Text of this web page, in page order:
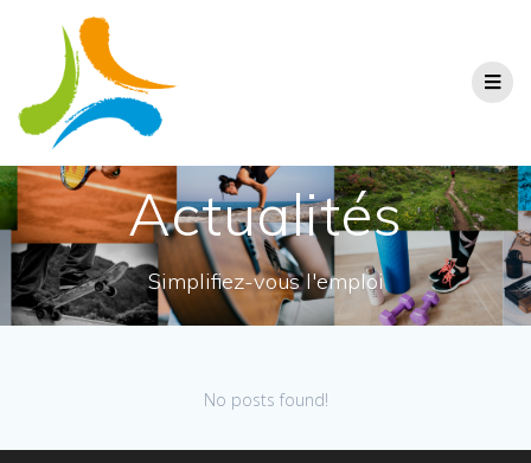
Actualités
Simplifiez-vous l'emploi
No posts found!